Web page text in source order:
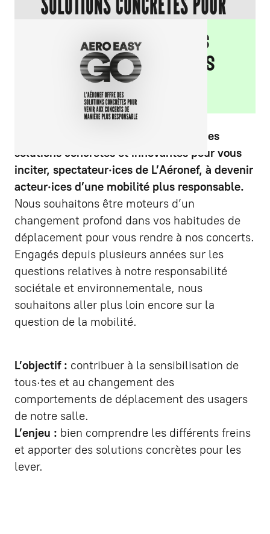
Pour une mobilité plus
durable de nos publics
Avec Aéro Easy Go, nous proposons des
solutions concrètes et innovantes pour vous
inciter, spectateur·ices de L’Aéronef, à devenir
acteur·ices d’une mobilité plus responsable.
Nous souhaitons être moteurs d’un
changement profond dans vos habitudes de
déplacement pour vous rendre à nos concerts.
Engagés depuis plusieurs années sur les
questions relatives à notre responsabilité
sociétale et environnementale, nous
souhaitons aller plus loin encore sur la
question de la mobilité.
L’objectif : contribuer à la sensibilisation de
tous·tes et au changement des
comportements de déplacement des usagers
de notre salle.
L’enjeu : bien comprendre les différents freins
et apporter des solutions concrètes pour les
lever.